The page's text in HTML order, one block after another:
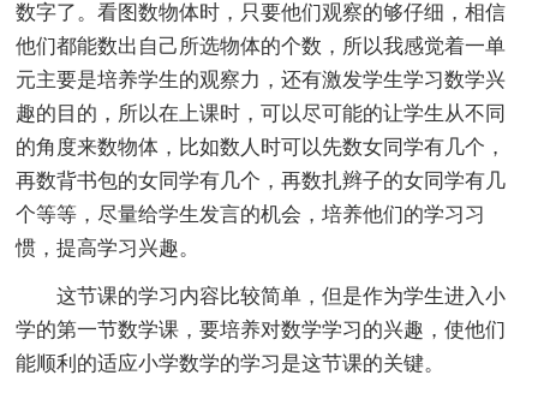
数字了。看图数物体时，只要他们观察的够仔细，相信
他们都能数出自己所选物体的个数，所以我感觉着一单
元主要是培养学生的观察力，还有激发学生学习数学兴
趣的目的，所以在上课时，可以尽可能的让学生从不同
的角度来数物体，比如数人时可以先数女同学有几个，
再数背书包的女同学有几个，再数扎辫子的女同学有几
个等等，尽量给学生发言的机会，培养他们的学习习
惯，提高学习兴趣。
这节课的学习内容比较简单，但是作为学生进入小
学的第一节数学课，要培养对数学学习的兴趣，使他们
能顺利的适应小学数学的学习是这节课的关键。